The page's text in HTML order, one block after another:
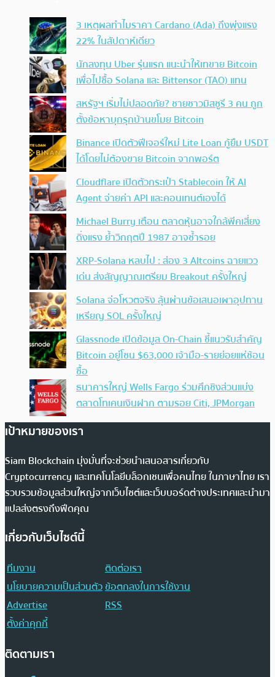
3 เหตุผลทำไมราคา Cardano (Ada) ถึงพุ่งแรง
22% ในสัปดาห์เดียว
นักลงทุน Uber รุ่นแรก แนะนำให้เทขาย Bitcoin
เพื่อไปซื้อ Solana และ Bittensor (TAO) แทน
สหรัฐฯ เริ่มไม่ปลอดภัย? ชายชาวมิสซูรี 3 คน ถูก
ตั้งข้อหาบุกรุกบ้านขโมย Bitcoin
Binance เปิดตัวฟีเจอร์ใหม่ Lite Loan กู้ยืม USDT
ได้โดยไม่ต้องขาย Bitcoin จากพอร์ต
Cloudflare เปิดตัวกระเป๋า Stablecoin ให้ AI
Agent จ่ายค่า API และคอนเทนต์เองได้
Michael Burry เตือน ตลาดหุ้นอาจใกล้พีคเสี่ยง
ดิ่งแรง ย้ำวิกฤตปี 1987 อาจซ้ำรอย
XRP-Solana หลบไป : ส่อง 3 Altcoins ฉายแวว
เด่น ส่งสัญญาณเตรียม Breakout ครั้งใหญ่
Solana จ่อโหวตจริง ลุ้นผ่านข้อเสนอเผาอุปทาน
เหรียญ SOL ครั้งใหญ่
Glassnode เปิดข้อมูล On-Chain ชี้แนวรับสำคัญ
Bitcoin อยู่โซน $63,000 เจ้ามือ-รายย่อยแห่ช้อน
ซื้อ
ธนาคารใหญ่ Wells Fargo ร่วมศึกชิงส่วนแบ่ง
ตลาดโทเคนเงินฝาก ตามรอย Citi, JPMorgan
เป้าหมายของเรา
Siam Blockchain มุ่งมั่นที่จะช่วยนำเสนอสารเกี่ยวกับ
Cryptocurrency และเทคโนโลยีบล็อกเชนเพื่อคนไทย ในภาษาไทย เรา
รวบรวมข้อมูลส่วนใหญ่จากเว็บไซต์และเว็บบอร์ดต่างประเทศและนำมา
แปลส่งตรงถึงฟีดคุณ
เกี่ยวกับเว็บไซต์นี้
ทีมงาน
ติดต่อเรา
นโยบายความเป็นส่วนตัวข้อตกลงในการใช้งาน
Advertise
RSS
ตั้งค่าคุกกี้
ติดตามเรา